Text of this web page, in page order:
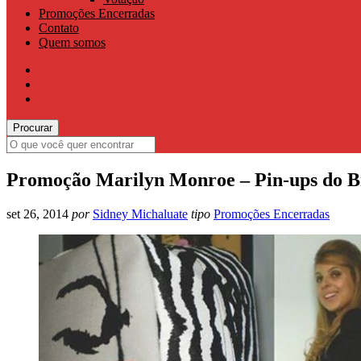
Promoções Encerradas
Contato
Quem somos
Promoção Marilyn Monroe – Pin-ups do
set 26, 2014 por Sidney Michaluate tipo Promoções Encerradas